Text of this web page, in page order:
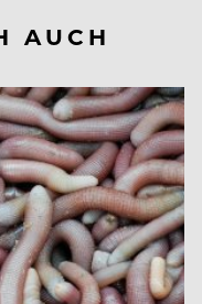
AUCH